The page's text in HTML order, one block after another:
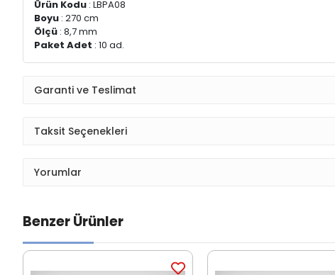
Ürün Kodu : LBPA08
Boyu : 270 cm
Ölçü : 8,7 mm
Paket Adet : 10 ad.
Garanti ve Teslimat
Taksit Seçenekleri
Yorumlar
Benzer Ürünler